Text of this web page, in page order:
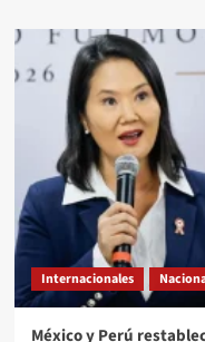
Internacionales
México y Perú